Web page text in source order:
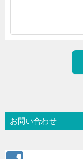
お問い合わせ